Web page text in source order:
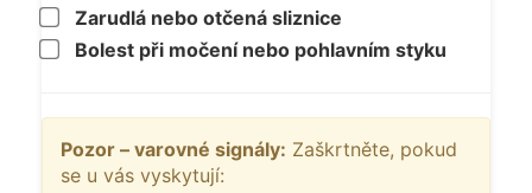
Zarudlá nebo otčená sliznice
Bolest při močení nebo pohlavním styku
Pozor – varovné signály: Zaškrtněte, pokud
se u vás vyskytují: